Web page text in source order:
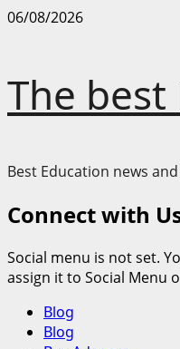
Skip
06/08/2026
The best
Best Education news
Connect with
Social menu is not set.
assign it to Social Menu
Primary
Menu
Blog
Blog